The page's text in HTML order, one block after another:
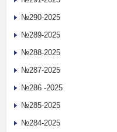
№290-2025
№289-2025
№288-2025
№287-2025
№286 -2025
№285-2025
№284-2025